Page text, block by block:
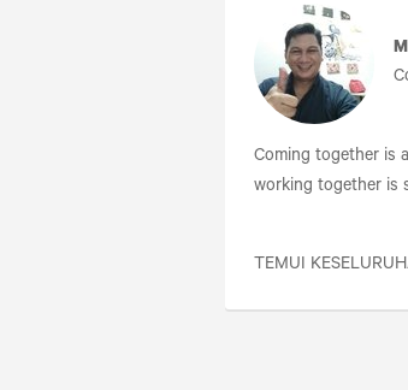
Coming together is
working together is
TEMUI